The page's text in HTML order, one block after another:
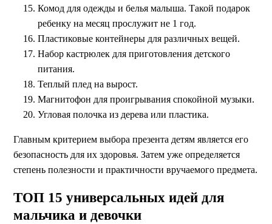
Комод для одежды и белья малыша. Такой подарок
ребенку на месяц прослужит не 1 год.
Пластиковые контейнеры для различных вещей.
Набор кастрюлек для приготовления детского
питания.
Теплый плед на вырост.
Магнитофон для проигрывания спокойной музыки.
Угловая полочка из дерева или пластика.
Главным критерием выбора презента детям является его
безопасность для их здоровья. Затем уже определяется
степень полезности и практичности вручаемого предмета.
ТОП 15 универсальных идей для
мальчика и девочки